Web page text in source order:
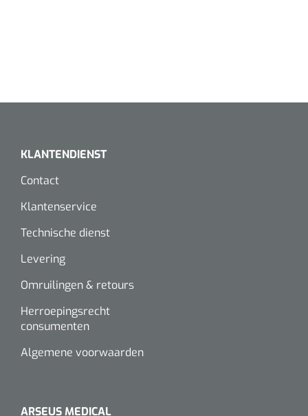
KLANTENDIENST
Contact
Klantenservice
Technische dienst
Levering
Omruilingen & retours
Herroepingsrecht
consumenten
Algemene voorwaarden
ARSEUS MEDICAL